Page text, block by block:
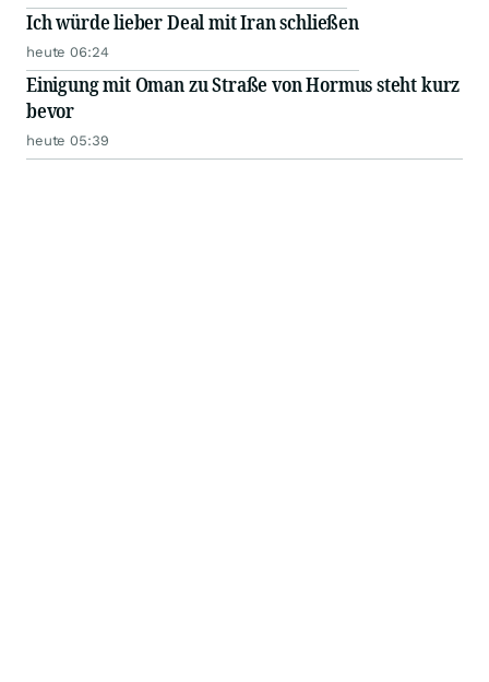
Ich würde lieber Deal mit Iran schließen
heute 06:24
Einigung mit Oman zu Straße von Hormus steht kurz
bevor
heute 05:39